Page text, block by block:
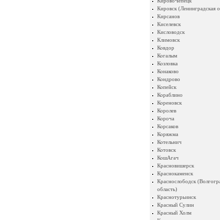
Кировск (Ленинградская
Кирсанов
Киселевск
Кисловодск
Климовск
Ковдор
Когалым
Козловка
Конаково
Кондрово
Копейск
Кораблино
Кореновск
Королев
Короча
Корсаков
Коряжма
Котельнич
Котовск
КошАгач
Красновишерск
Краснокаменск
Краснослободск
область)
Краснотурьинск
Красный Сулин
Красный Холм